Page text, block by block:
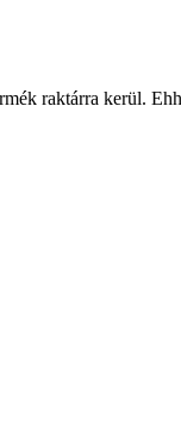
raktárra kerül.